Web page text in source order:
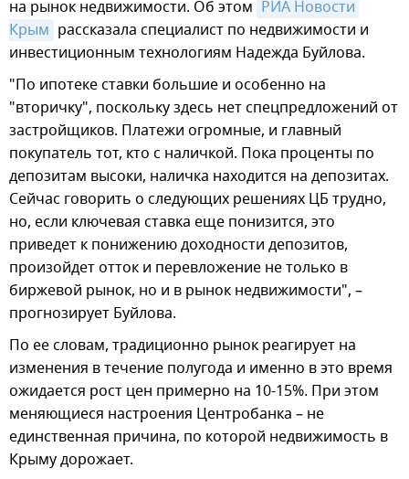
на рынок недвижимости. Об этом РИА Новости
Крым рассказала специалист по недвижимости и
инвестиционным технологиям Надежда Буйлова.
"По ипотеке ставки большие и особенно на
"вторичку", поскольку здесь нет спецпредложений от
застройщиков. Платежи огромные, и главный
покупатель тот, кто с наличкой. Пока проценты по
депозитам высоки, наличка находится на депозитах.
Сейчас говорить о следующих решениях ЦБ трудно,
но, если ключевая ставка еще понизится, это
приведет к понижению доходности депозитов,
произойдет отток и перевложение не только в
биржевой рынок, но и в рынок недвижимости", –
прогнозирует Буйлова.
По ее словам, традиционно рынок реагирует на
изменения в течение полугода и именно в это время
ожидается рост цен примерно на 10-15%. При этом
меняющиеся настроения Центробанка – не
единственная причина, по которой недвижимость в
Крыму дорожает.